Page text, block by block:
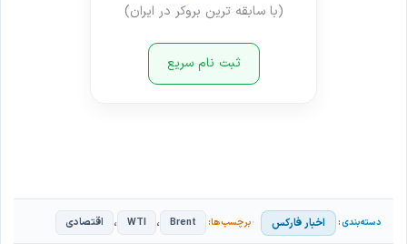
(با سابقه ترین بروکر در ایران)
ثبت نام سریع
اخبار فارکس Brent ، WTI ، اقتصادی